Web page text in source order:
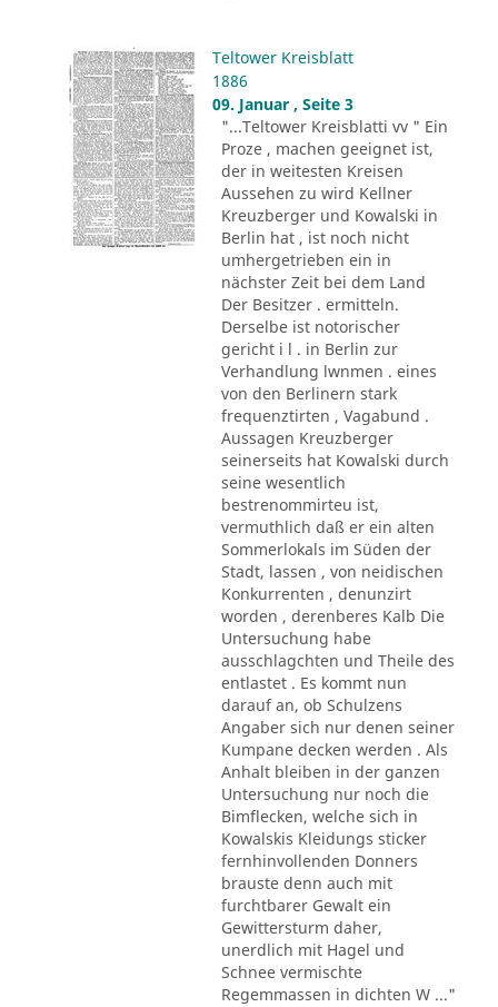
Teltower Kreisblatt
1886
09. Januar , Seite 3
"...Teltower Kreisblatti vv " Ein
Proze , machen geeignet ist,
der in weitesten Kreisen
Aussehen zu wird Kellner
Kreuzberger und Kowalski in
Berlin hat , ist noch nicht
umhergetrieben ein in
nächster Zeit bei dem Land
Der Besitzer . ermitteln.
Derselbe ist notorischer
gericht i l . in Berlin zur
Verhandlung lwnmen . eines
von den Berlinern stark
frequenztirten , Vagabund .
Aussagen Kreuzberger
seinerseits hat Kowalski durch
seine wesentlich
bestrenommirteu ist,
vermuthlich daß er ein alten
Sommerlokals im Süden der
Stadt, lassen , von neidischen
Konkurrenten , denunzirt
worden , derenberes Kalb Die
Untersuchung habe
ausschlagchten und Theile des
entlastet . Es kommt nun
darauf an, ob Schulzens
Angaber sich nur denen seiner
Kumpane decken werden . Als
Anhalt bleiben in der ganzen
Untersuchung nur noch die
Bimflecken, welche sich in
Kowalskis Kleidungs sticker
fernhinvollenden Donners
brauste denn auch mit
furchtbarer Gewalt ein
Gewittersturm daher,
unerdlich mit Hagel und
Schnee vermischte
Regemmassen in dichten W ..."